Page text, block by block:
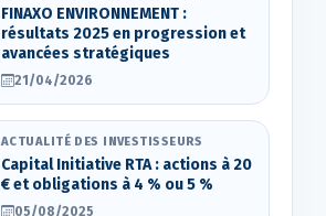
FINAXO ENVIRONNEMENT :
résultats 2025 en progression et
avancées stratégiques
21/04/2026
ACTUALITÉ DES INVESTISSEURS
Capital Initiative RTA : actions à 20
€ et obligations à 4 % ou 5 %
05/08/2025